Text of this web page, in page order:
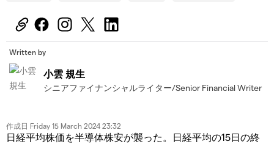
Written by
小雲 規生
シニアファイナンシャルライター/Senior Financial Writer
作成日 Friday 15 March 2024 23:32
日経平均株価を半導体株安が襲った。日経平均の15日の終